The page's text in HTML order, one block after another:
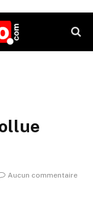
Aucun commentaire